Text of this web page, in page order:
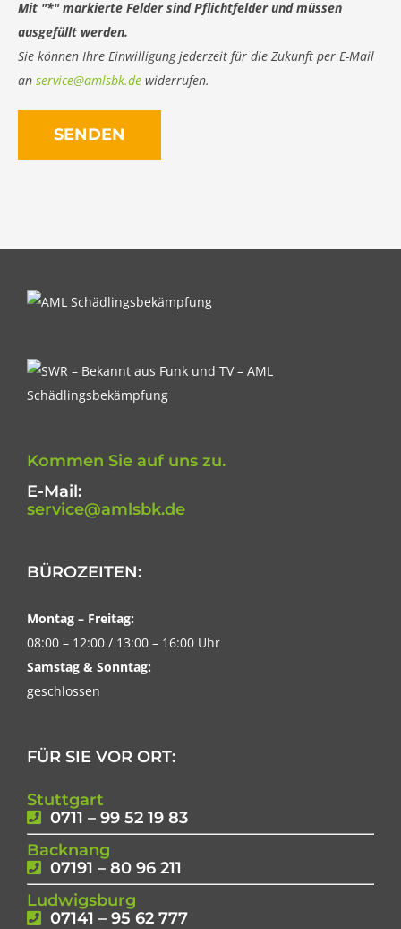
Mit "*" markierte Felder sind Pflichtfelder und müssen
ausgefüllt werden.
Sie können Ihre Einwilligung jederzeit für die Zukunft per E-Mail
an service@amlsbk.de widerrufen.
Kommen Sie auf uns zu.
E-Mail:
service@amlsbk.de
BÜROZEITEN:
Montag – Freitag:
08:00 – 12:00 / 13:00 – 16:00 Uhr
Samstag & Sonntag:
geschlossen
FÜR SIE VOR ORT:
Stuttgart
0711 – 99 52 19 83
Backnang
07191 – 80 96 211
Ludwigsburg
07141 – 95 62 777